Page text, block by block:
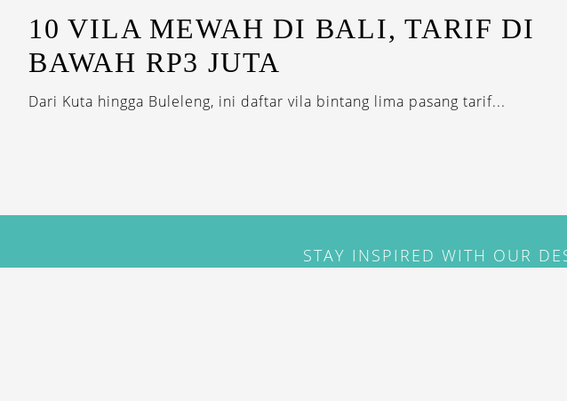
10 VILA MEWAH DI BALI, TARIF DI
BAWAH RP3 JUTA
Dari Kuta hingga Buleleng, ini daftar vila bintang lima pasang tarif...
STAY INSPIRED WITH OUR